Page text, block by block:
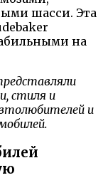
шасси. Эта
на
стиля и
и